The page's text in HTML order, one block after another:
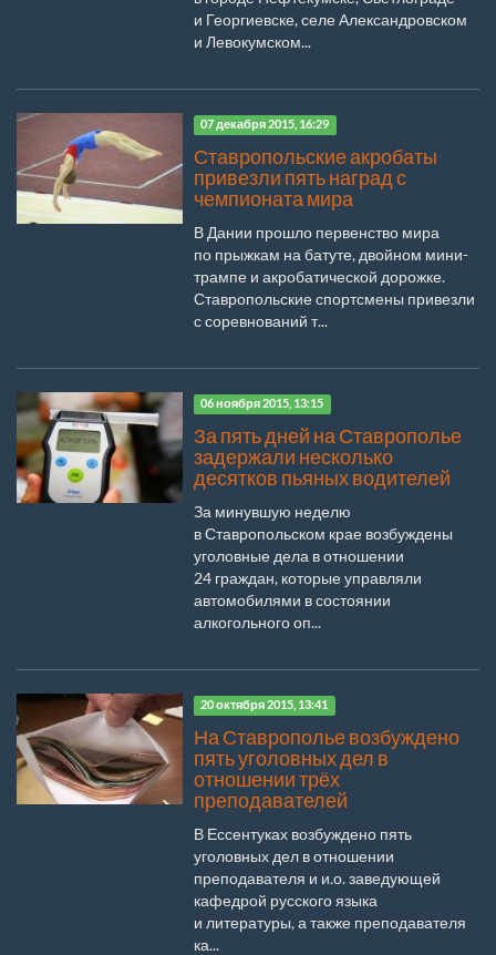
и Георгиевске, селе Александровском
и Левокумском...
07 декабря 2015, 16:29
Ставропольские акробаты
привезли пять наград с
чемпионата мира
В Дании прошло первенство мира
по прыжкам на батуте, двойном мини-
трампе и акробатической дорожке.
Ставропольские спортсмены привезли
с соревнований т...
06 ноября 2015, 13:15
За пять дней на Ставрополье
задержали несколько
десятков пьяных водителей
За минувшую неделю
в Ставропольском крае возбуждены
уголовные дела в отношении
24 граждан, которые управляли
автомобилями в состоянии
алкогольного оп...
20 октября 2015, 13:41
На Ставрополье возбуждено
пять уголовных дел в
отношении трёх
преподавателей
В Ессентуках возбуждено пять
уголовных дел в отношении
преподавателя и и.о. заведующей
кафедрой русского языка
и литературы, а также преподавателя
ка...